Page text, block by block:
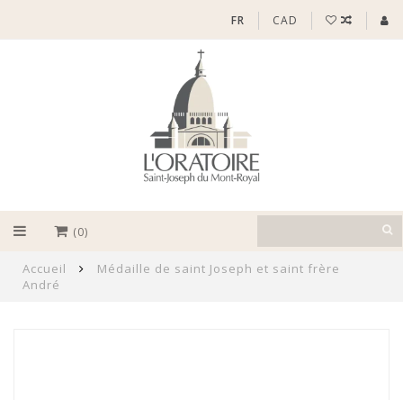
FR CAD
(0)
Accueil
Médaille de saint Joseph et saint frère
André